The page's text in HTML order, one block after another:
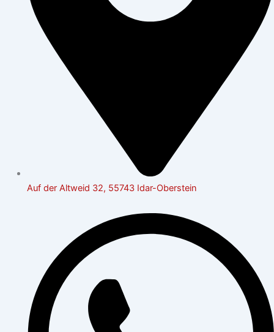
Auf der Altweid 32, 55743 Idar-Oberstein